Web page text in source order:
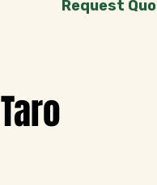
Taro
Request